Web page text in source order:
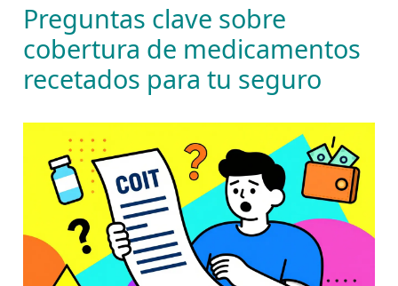
Preguntas clave sobre
cobertura de medicamentos
recetados para tu seguro